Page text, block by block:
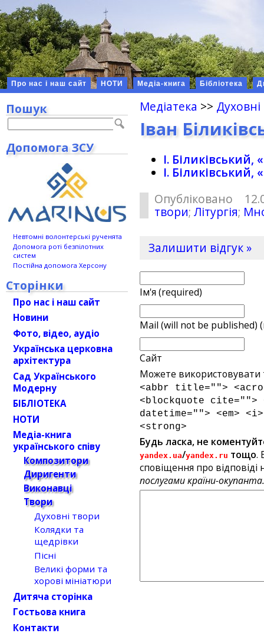
Про нас і наш сайт НОТИ Медіа-книга Бібліотека
Медіатека >>
Іван
І. Біликівський,
І. Біликівський,
Опубліковано
твори;Літургія;
Залишити відгук »
Ім'я (required)
Mail (will not be published)
Сайт
Можете використовувати
<abbr title="">
<blockquote cite="">
datetime=""> <em>
<strong>
Будь ласка, не
yandex.ua/yandex.ru тощо.
сповіщення про відповіді
послугами країни-
Пошук
Допомога ЗСУ
Невтомні волонтерські рученята
Допомога роті безпілотних
систем
Постійна допомога Херсону
Сторінки
Про нас і наш сайт
Новини
Фото, відео, аудіо
Українська церковна
архітектура
Сад Українського
Модерну
БІБЛІОТЕКА
НОТИ
Медіа-книга
українського співу
Композитори
Диригенти
Виконавці
Твори
Духовні твори
Колядки та
щедрівки
Пісні
Великі форми та
хорові мініатюри
Дитяча сторінка
Гостьова книга
Контакти